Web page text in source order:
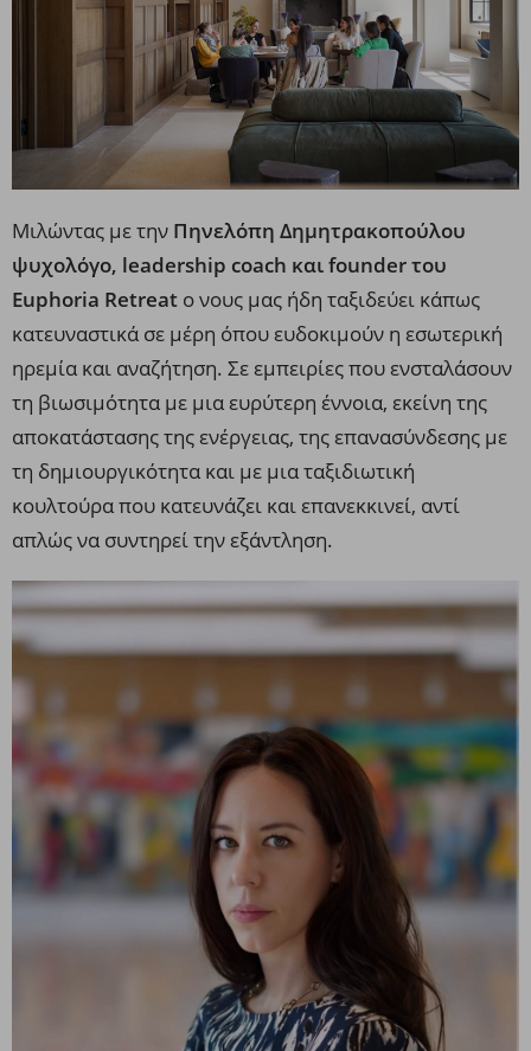
Μιλώντας με την Πηνελόπη Δημητρακοπούλου
ψυχολόγο, leadership coach και founder του
Euphoria Retreat o νους μας ήδη ταξιδεύει κάπως
κατευναστικά σε μέρη όπου ευδοκιμούν η εσωτερική
ηρεμία και αναζήτηση. Σε εμπειρίες που ενσταλάσουν
τη βιωσιμότητα με μια ευρύτερη έννοια, εκείνη της
αποκατάστασης της ενέργειας, της επανασύνδεσης με
τη δημιουργικότητα και με μια ταξιδιωτική
κουλτούρα που κατευνάζει και επανεκκινεί, αντί
απλώς να συντηρεί την εξάντληση.